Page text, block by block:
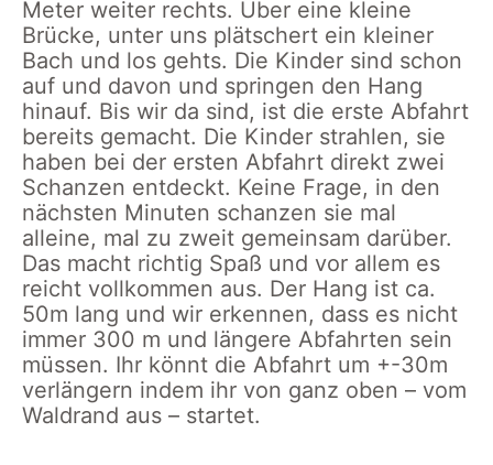
Meter weiter rechts. Über eine kleine
Brücke, unter uns plätschert ein kleiner
Bach und los gehts. Die Kinder sind schon
auf und davon und springen den Hang
hinauf. Bis wir da sind, ist die erste Abfahrt
bereits gemacht. Die Kinder strahlen, sie
haben bei der ersten Abfahrt direkt zwei
Schanzen entdeckt. Keine Frage, in den
nächsten Minuten schanzen sie mal
alleine, mal zu zweit gemeinsam darüber.
Das macht richtig Spaß und vor allem es
reicht vollkommen aus. Der Hang ist ca.
50m lang und wir erkennen, dass es nicht
immer 300 m und längere Abfahrten sein
müssen. Ihr könnt die Abfahrt um +-30m
verlängern indem ihr von ganz oben – vom
Waldrand aus – startet.